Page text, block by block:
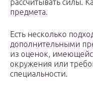
рассчитывать силы.
предмета.
Есть несколько
дополнительными
из оценок,
окружения или
специальности.